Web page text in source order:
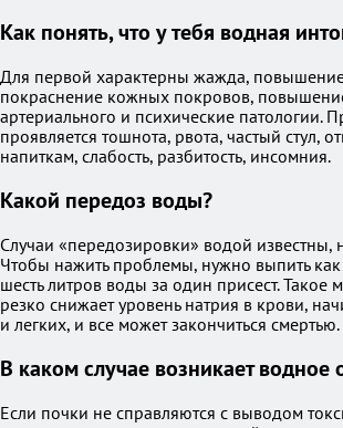
Как понять, что у тебя водная
Для первой характерны жажда, повышение
покраснение кожных покровов,
артериального и психические патологии.
проявляется тошнота, рвота, частый стул,
напиткам, слабость, разбитость, инсомния.
Какой передоз воды?
Случаи «передозировки» водой известны,
Чтобы нажить проблемы, нужно выпить
шесть литров воды за один присест. Такое
резко снижает уровень натрия в крови,
и легких, и все может закончиться смертью.
В каком случае возникает водное
Если почки не справляются с выводом